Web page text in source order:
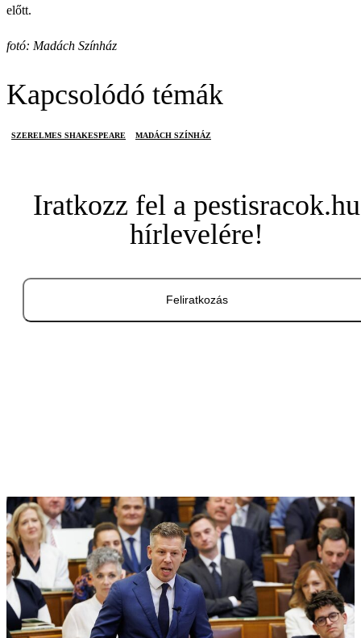
előtt.
fotó: Madách Színház
Kapcsolódó témák
SZERELMES SHAKESPEARE MADÁCH SZÍNHÁZ
Iratkozz fel a pestisracok.hu
hírlevelére!
Feliratkozás